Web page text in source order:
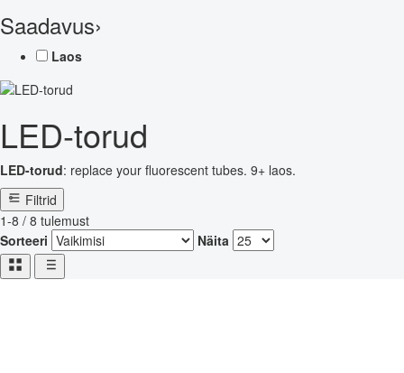
Saadavus›
Laos
LED-torud
LED-torud: replace your fluorescent tubes. 9+ laos.
Filtrid
1-8 / 8 tulemust
Sorteeri
Näita